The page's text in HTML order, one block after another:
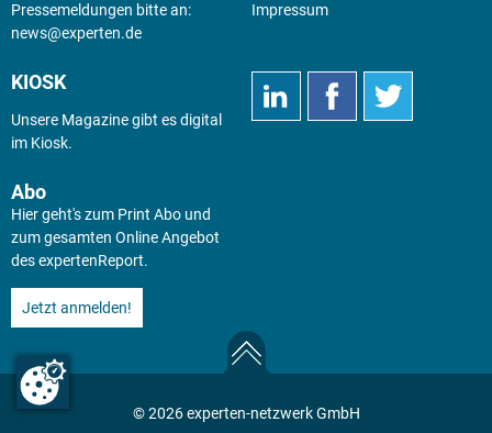
Pressemeldungen bitte an:
news@experten.de
Impressum
KIOSK
Unsere Magazine gibt es digital
im Kiosk.
Abo
Hier geht's zum Print Abo und
zum gesamten Online Angebot
des expertenReport.
Jetzt anmelden!
© 2026 experten-netzwerk GmbH